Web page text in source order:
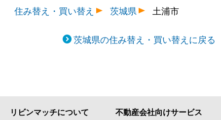
住み替え・買い替え
茨城県 土浦市
茨城県の住み替え・買い替えに戻る
リビンマッチについて 不動産会社向けサービス